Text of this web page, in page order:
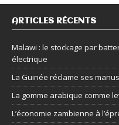
ARTICLES RÉCENTS
Malawi : le stockage par
électrique
La Guinée réclame ses
La gomme arabique comme
L’économie zambienne à